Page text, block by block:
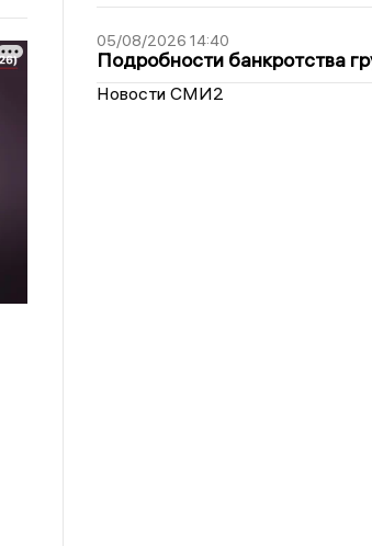
05/08/2026 14:40
Подробности банкротства
Новости СМИ2